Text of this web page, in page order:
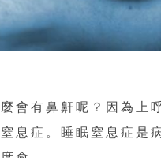
會有鼻鼾呢？因為上
息症。睡眠窒息症是